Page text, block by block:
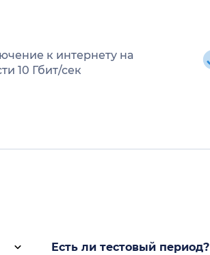
к интернету на
10 Гбит/сек
Есть ли тестовый период?